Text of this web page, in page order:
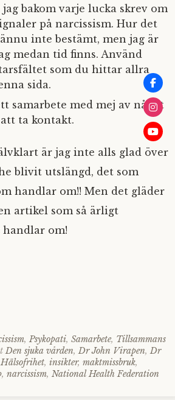
bakom varje lucka skrev om
på narcissism. Hur det
inte bestämt, men jag är
medan tid finns. Använd
som du hittar allra
sida.
samarbete med mej av något
ta kontakt.
är jag inte alls glad över
blivit utslängd, det som
handlar om!! Men det gläder
artikel som så ärligt
om!
, Psykopati, Samarbete, Tillsammans
Den sjuka vården, Dr John Virapen, Dr
Hälsofrihet, insikter, maktmissbruk,
, narcissism, National Health Federation